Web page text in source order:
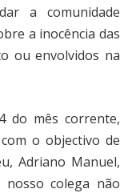
a comunidade
a inocência das
ou envolvidos na
do mês corrente,
o objectivo de
Adriano Manuel,
colega não